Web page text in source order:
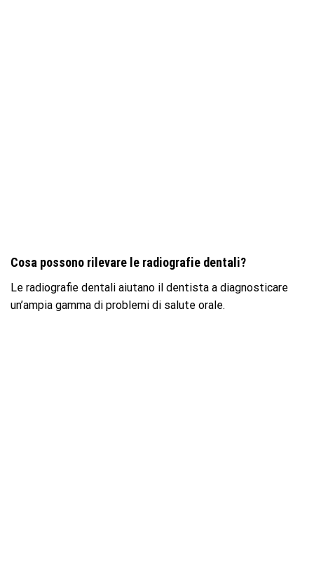
Cosa possono rilevare le radiografie dentali?
Le radiografie dentali aiutano il dentista a diagnosticare
un’ampia gamma di problemi di salute orale.